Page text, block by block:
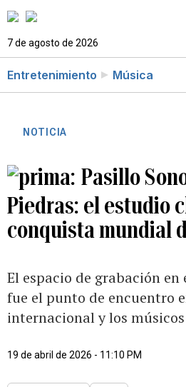
7 de agosto de 2026
Entretenimiento Música
NOTICIA
Pasillo
Piedras: el estudio
conquista mundial
El espacio de grabación en
fue el punto de encuentro
internacional y los
19 de abril de 2026 - 11:10 PM